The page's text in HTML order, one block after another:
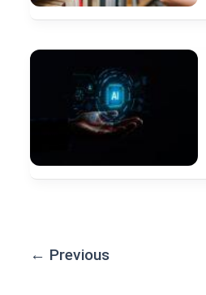
← Previous